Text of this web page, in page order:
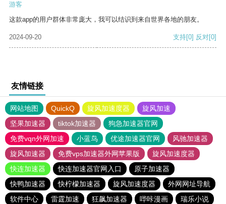
游客
这款app的用户群体非常庞大，我可以结识到来自世界各地的朋友。
2024-09-20 支持[0] 反对[0]
友情链接
网站地图 QuickQ 旋风加速度器
旋风加速
坚果加速器
tiktok加速器
狗急加速器官网
免费vqn外网加速
小蓝鸟 优途加速器官网
风驰加速器
旋风加速器
免费vps加速器外网苹果版
旋风加速度器
快连加速器
快连加速器官网入口
原子加速器
快鸭加速器
快柠檬加速器 旋风加速度器
外网网址导航
软件中心
雷霆加速 狂飙加速器 哔咔漫画 瑞乐小说